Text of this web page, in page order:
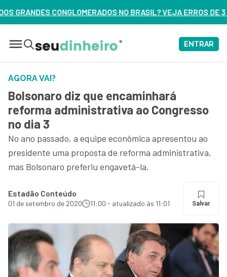
NO BRASIL? VEJA ERROS DE 3 DELES – ASSISTA AGORA
ENTRAR
AGORA VAI?
Bolsonaro diz que encaminhará
reforma administrativa ao Congresso
no dia 3
No ano passado, a equipe econômica apresentou ao
presidente uma proposta de reforma administrativa,
mas Bolsonaro preferiu engavetá-la.
Estadão Conteúdo
01 de setembro de 2020 11:00 - atualizado às 11:01 Salvar